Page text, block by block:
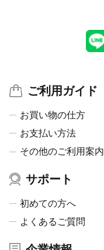
ご利用ガイド
お買い物の仕方
お支払い方法
その他のご利用案内
サポート
初めての方へ
よくあるご質問